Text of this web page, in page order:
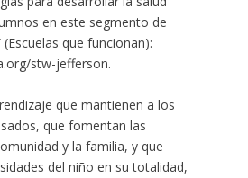
en este segmento de
que funcionan):
stw-jefferson.
que mantienen a los
que fomentan las
y la familia, y que
del niño en su totalidad,